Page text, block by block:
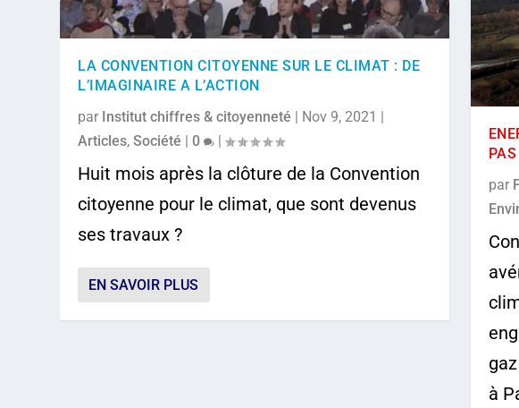
LA CONVENTION CITOYENNE SUR LE CLIMAT : DE
L’IMAGINAIRE A L’ACTION
par Institut chiffres & citoyenneté | Nov 9, 2021 |
Articles,Société |0 |
Huit mois après la clôture de la Convention
citoyenne pour le climat, que sont devenus
ses travaux ?
EN SAVOIR PLUS
par
à